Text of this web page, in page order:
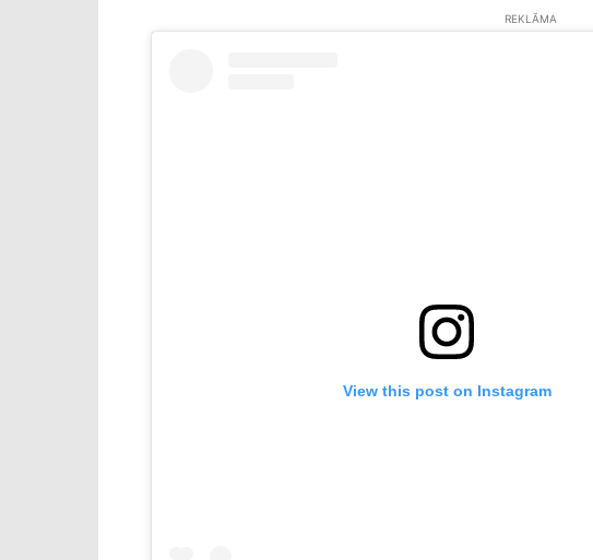
REKLĀMA
View this post on Instagram